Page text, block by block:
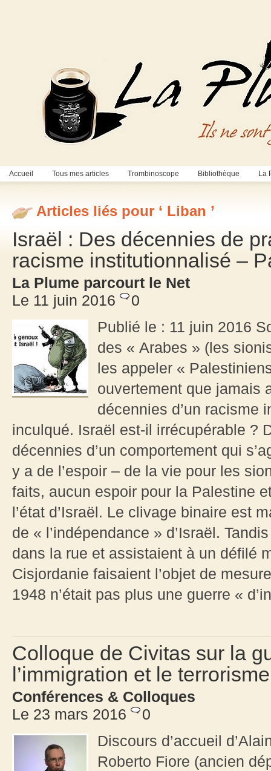
Accueil Tous mes articles Trombinoscope Bibliothèque La
Articles liés pour ‘ Liban ’
Israël : Des décennies de
racisme institutionnalisé –
La Plume parcourt le Net
Le 11 juin 2016
0
Publié le : 11 juin 2016
des « Arabes » (les
les appeler «
ouvertement que jamais
décennies d’un racisme
inculqué. Israël est-il irrécupérable ?
décennies d’un comportement qui
y a de l’espoir – de la vie pour les
faits, aucun espoir pour la Palestine
l’état d’Israël. Le clivage binaire est
de « l’indépendance » d’Israël.
dans la rue et assistaient à un défilé
Cisjordanie faisaient l’objet de
1948 n’était pas plus une guerre «
Colloque de Civitas sur la
l’immigration et le
Conférences & Colloques
Le 23 mars 2016
0
Discours d’accueil
Roberto Fiore (ancien